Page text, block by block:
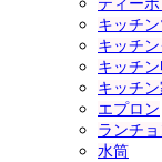
ティー
キッチ
キッチ
キッチ
キッチ
エプロン
ランチ
水筒